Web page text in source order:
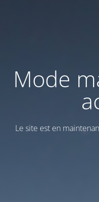
Mode
Le site est en